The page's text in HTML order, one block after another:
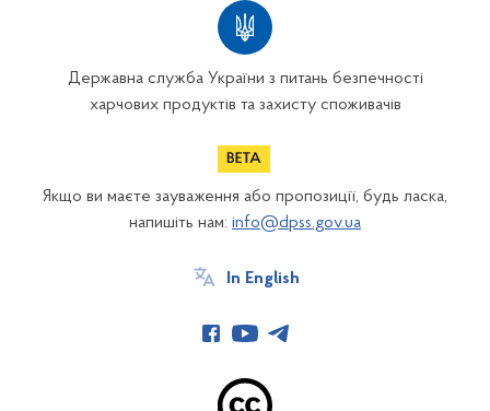
Державна служба України з питань безпечності
харчових продуктів та захисту споживачів
Якщо ви маєте зауваження або пропозиції, будь ласка,
напишіть нам: info@dpss.gov.ua
In English